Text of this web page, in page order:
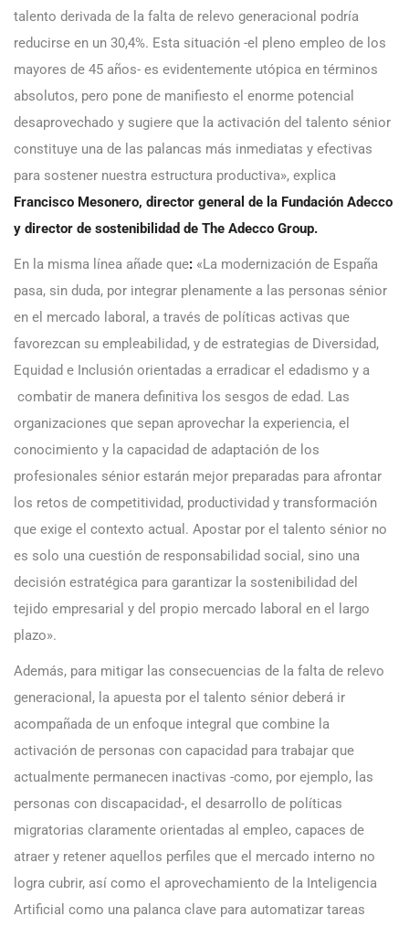
talento derivada de la falta de relevo generacional podría
reducirse en un 30,4%. Esta situación -el pleno empleo de los
mayores de 45 años- es evidentemente utópica en términos
absolutos, pero pone de manifiesto el enorme potencial
desaprovechado y sugiere que la activación del talento sénior
constituye una de las palancas más inmediatas y efectivas
para sostener nuestra estructura productiva», explica
Francisco Mesonero, director general de la Fundación Adecco
y director de sostenibilidad de The Adecco Group.
En la misma línea añade que: «La modernización de España
pasa, sin duda, por integrar plenamente a las personas sénior
en el mercado laboral, a través de políticas activas que
favorezcan su empleabilidad, y de estrategias de Diversidad,
Equidad e Inclusión orientadas a erradicar el edadismo y a
combatir de manera definitiva los sesgos de edad. Las
organizaciones que sepan aprovechar la experiencia, el
conocimiento y la capacidad de adaptación de los
profesionales sénior estarán mejor preparadas para afrontar
los retos de competitividad, productividad y transformación
que exige el contexto actual. Apostar por el talento sénior no
es solo una cuestión de responsabilidad social, sino una
decisión estratégica para garantizar la sostenibilidad del
tejido empresarial y del propio mercado laboral en el largo
plazo».
Además, para mitigar las consecuencias de la falta de relevo
generacional, la apuesta por el talento sénior deberá ir
acompañada de un enfoque integral que combine la
activación de personas con capacidad para trabajar que
actualmente permanecen inactivas -como, por ejemplo, las
personas con discapacidad-, el desarrollo de políticas
migratorias claramente orientadas al empleo, capaces de
atraer y retener aquellos perfiles que el mercado interno no
logra cubrir, así como el aprovechamiento de la Inteligencia
Artificial como una palanca clave para automatizar tareas